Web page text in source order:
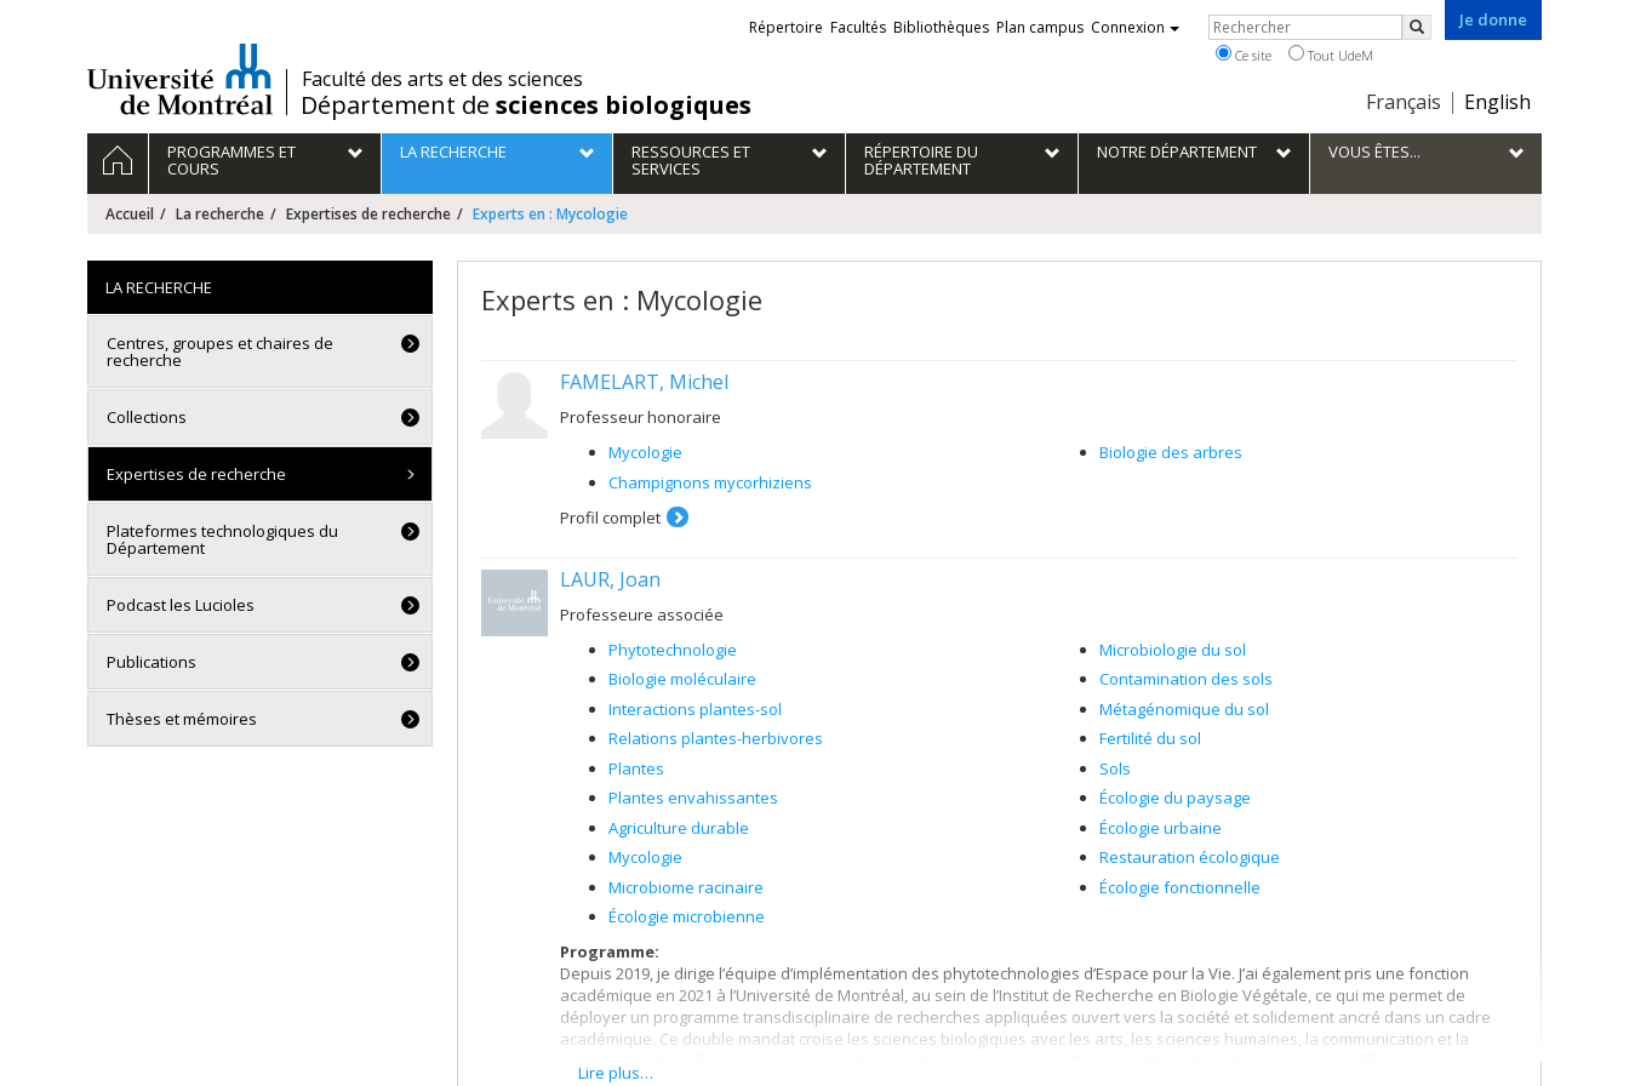
/Faculté des arts et des sciences
Département de sciences biologiques
Je donne
Choix
la
langue
Français English
Liens
externes
Répertoire Facultés Bibliothèques Plan campus Connexion Rechercher
Rechercher
Ce site Tout UdeM
Navigation
principale
ACCUEILPROGRAMMES ET
COURS
LA RECHERCHE RESSOURCES ET
SERVICES
RÉPERTOIRE DU
DÉPARTEMENT
NOTRE DÉPARTEMENT VOUS ÊTES...
Accueil La recherche Expertises de recherche Experts en : Mycologie
Experts en : Mycologie
FAMELART, Michel
Professeur honoraire
Mycologie
Champignons mycorhiziens
Biologie des arbres
Profil complet
LAUR, Joan
Professeure associée
Phytotechnologie
Biologie moléculaire
Interactions plantes-sol
Relations plantes-herbivores
Plantes
Plantes envahissantes
Agriculture durable
Mycologie
Microbiome racinaire
Écologie microbienne
Microbiologie du sol
Contamination des sols
Métagénomique du sol
Fertilité du sol
Sols
Écologie du paysage
Écologie urbaine
Restauration écologique
Écologie fonctionnelle
Programme:
Depuis 2019, je dirige l’équipe d’implémentation des phytotechnologies d’Espace pour la Vie. J’ai également pris une fonction
académique en 2021 à l’Université de Montréal, au sein de l’Institut de Recherche en Biologie Végétale, ce qui me permet de
déployer un programme transdisciplinaire de recherches appliquées ouvert vers la société et solidement ancré dans un cadre
académique. Ce double mandat croise les sciences biologiques avec les arts, les sciences humaines, la communication et la
Lire plus…
LA RECHERCHE
Centres, groupes et chaires de
recherche
Collections
Expertises de recherche
Plateformes technologiques du
Département
Podcast les Lucioles
Publications
Thèses et mémoires